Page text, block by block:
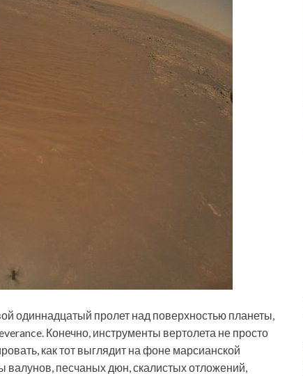
одиннадцатый пролет над поверхностью планеты,
Конечно, инструменты вертолета не просто
как тот выглядит на фоне марсианской
песчаных дюн, скалистых отложений,